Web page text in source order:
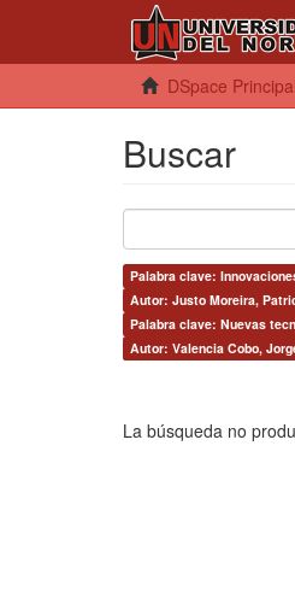
DSpace Principal
Buscar
Palabra clave:
Autor: Justo Moreira,
Palabra clave: Nuevas
Autor: Valencia Cobo,
La búsqueda no